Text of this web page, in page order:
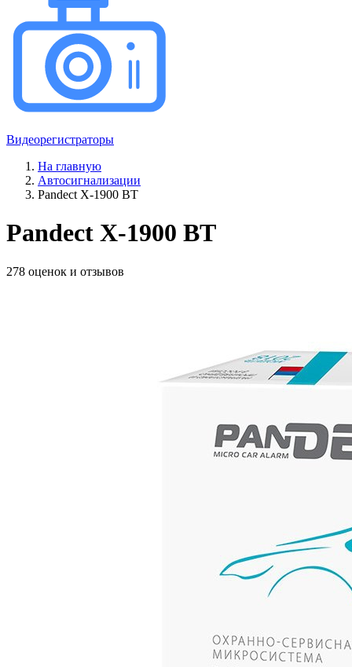
Видеорегистраторы
На главную
Автосигнализации
Pandect X-1900 BT
Pandect X-1900 BT
278 оценок и отзывов